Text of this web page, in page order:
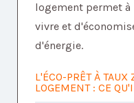
logement permet
vivre et
d'énergie.
L'ÉCO-PRÊT À TAUX
LOGEMENT : CE